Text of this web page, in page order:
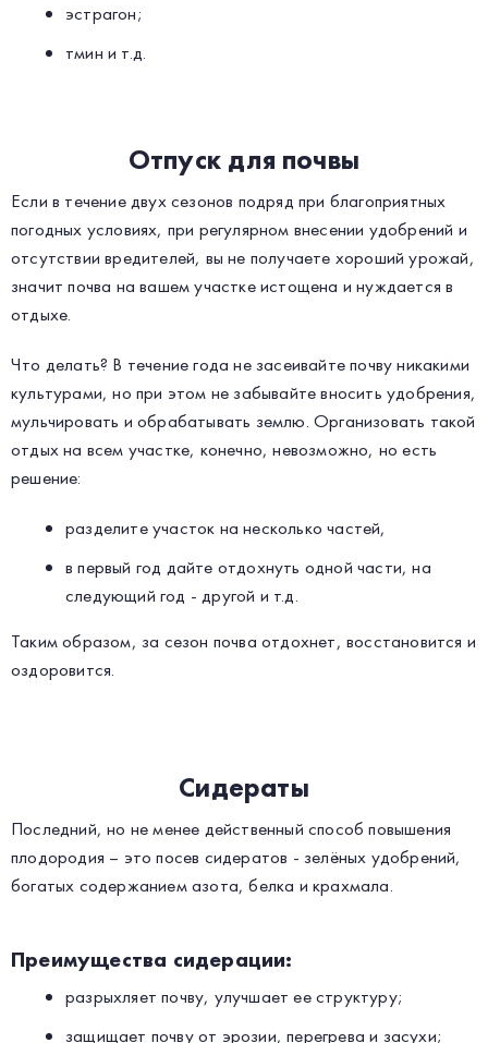
эстрагон;
тмин и т.д.
Отпуск для почвы
Если в течение двух сезонов подряд при благоприятных
погодных условиях, при регулярном внесении удобрений и
отсутствии вредителей, вы не получаете хороший урожай,
значит почва на вашем участке истощена и нуждается в
отдыхе.
Что делать? В течение года не засеивайте почву никакими
культурами, но при этом не забывайте вносить удобрения,
мульчировать и обрабатывать землю. Организовать такой
отдых на всем участке, конечно, невозможно, но есть
решение:
разделите участок на несколько частей,
в первый год дайте отдохнуть одной части, на
следующий год - другой и т.д.
Таким образом, за сезон почва отдохнет, восстановится и
оздоровится.
Сидераты
Последний, но не менее действенный способ повышения
плодородия – это посев сидератов - зелёных удобрений,
богатых содержанием азота, белка и крахмала.
Преимущества сидерации:
разрыхляет почву, улучшает ее структуру;
защищает почву от эрозии, перегрева и засухи;